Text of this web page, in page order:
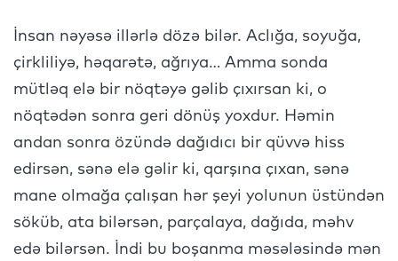
İnsan nəyəsə illərlə dözə bilər. Aclığa, soyuğa,
çirkliliyə, həqarətə, ağrıya… Amma sonda
mütləq elə bir nöqtəyə gəlib çıxırsan ki, o
nöqtədən sonra geri dönüş yoxdur. Həmin
andan sonra özündə dağıdıcı bir qüvvə hiss
edirsən, sənə elə gəlir ki, qarşına çıxan, sənə
mane olmağa çalışan hər şeyi yolunun üstündən
söküb, ata bilərsən, parçalaya, dağıda, məhv
edə bilərsən. İndi bu boşanma məsələsində mən